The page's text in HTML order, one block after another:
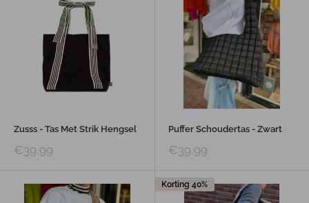
Zusss - Tas Met Strik Hengsel
€39,99
Puffer Schoudertas - Zwart
€39,99
Korting 40%